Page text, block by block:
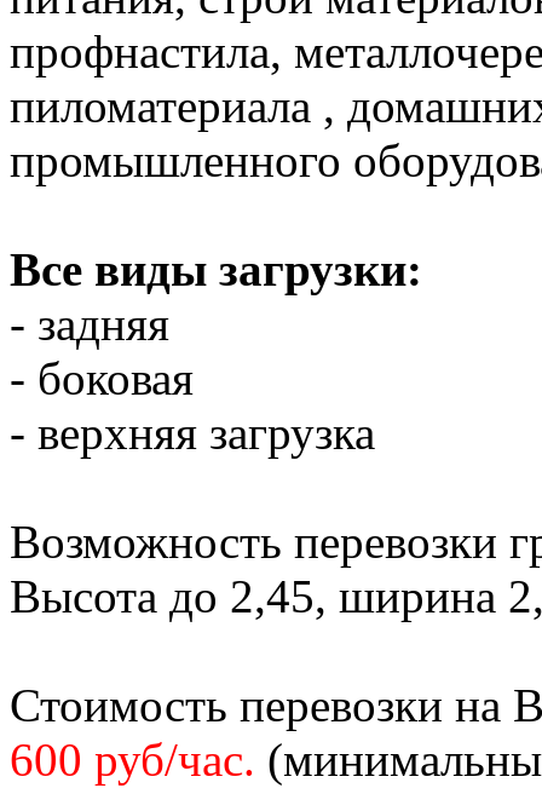
профнастила,
пиломатериала ,
промышленного
Все виды загрузки:
- задняя
- боковая
- верхняя загрузка
Возможность перевозки
Высота до 2,45, ширина
Стоимость перевозки на
600 руб/час.